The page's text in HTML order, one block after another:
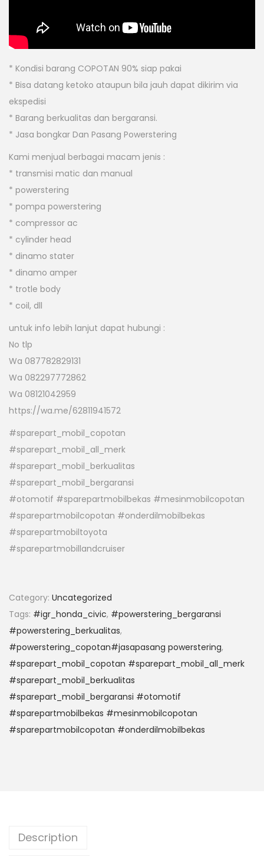
* Kondisi barang COPOTAN 90% siap pakai
* Bisa datang ketoko ataupun bila jauh dapat dikirim via
ekspedisi
* Barang berkualitas dan bergaransi.
* Jasa bongkar Dan Pasang Powerstering
Kami menjual berbagai macam jenis :
* transmisi matic dan manual
* powerstering
* pompa powerstering
* compressor ac
* cylinder head
* dinamo stater
* dinamo amper
* trotle body
* coil, dll
untuk info lebih lanjut dapat hubungi :
No tlp
Wa 087782829131
Wa 082297772862
Wa 08121042959
https://wa.me/62811941572
#sparepart_mobil_copotan
#sparepart_mobil_all_merk
#sparepart_mobil_berkualitas
#sparepart_mobil_bergaransi
#otomotif #sparepartmobilbekas #mesinmobilcopotan
#sparepartmobilcopotan #onderdilmobilbekas
#sparepartmobiltoyota
#sparepartmobillandcruiser
Category: Uncategorized
Tags: #igr_honda_civic, #powerstering_bergaransi
#powerstering_berkualitas,
#powerstering_copotan#jasapasang powerstering,
#sparepart_mobil_copotan #sparepart_mobil_all_merk
#sparepart_mobil_berkualitas
#sparepart_mobil_bergaransi #otomotif
#sparepartmobilbekas #mesinmobilcopotan
#sparepartmobilcopotan #onderdilmobilbekas
Description